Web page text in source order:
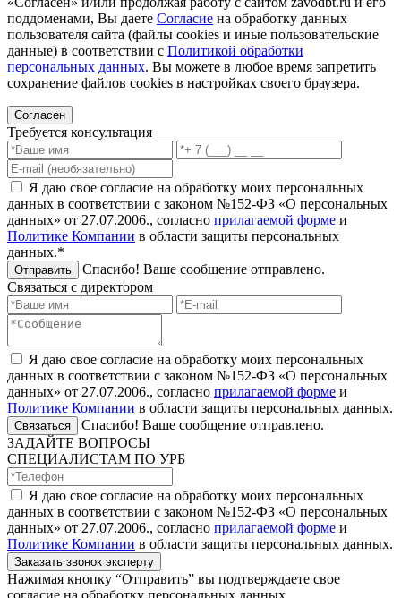
поддоменами, Вы даете Согласие на обработку данных
пользователя сайта (файлы cookies и иные пользовательские
данные) в соответствии с Политикой обработки
персональных данных. Вы можете в любое время запретить
сохранение файлов cookies в настройках своего браузера.
Согласен
Требуется консультация
Я даю свое согласие на обработку моих персональных
данных в соответствии с законом №152-ФЗ «О персональных
данных» от 27.07.2006., согласно прилагаемой форме и
Политике Компании в области защиты персональных
данных.*
Отправить
Спасибо! Ваше сообщение отправлено.
Связаться с директором
Я даю свое согласие на обработку моих персональных
данных в соответствии с законом №152-ФЗ «О персональных
данных» от 27.07.2006., согласно прилагаемой форме и
Политике Компании в области защиты персональных данных.
Связаться
Спасибо! Ваше сообщение отправлено.
ЗАДАЙТЕ ВОПРОСЫ
СПЕЦИАЛИСТАМ ПО УРБ
Я даю свое согласие на обработку моих персональных
данных в соответствии с законом №152-ФЗ «О персональных
данных» от 27.07.2006., согласно прилагаемой форме и
Политике Компании в области защиты персональных данных.
Заказать звонок эксперту
Нажимая кнопку “Отправить” вы подтверждаете свое
согласие на обработку персональных данных